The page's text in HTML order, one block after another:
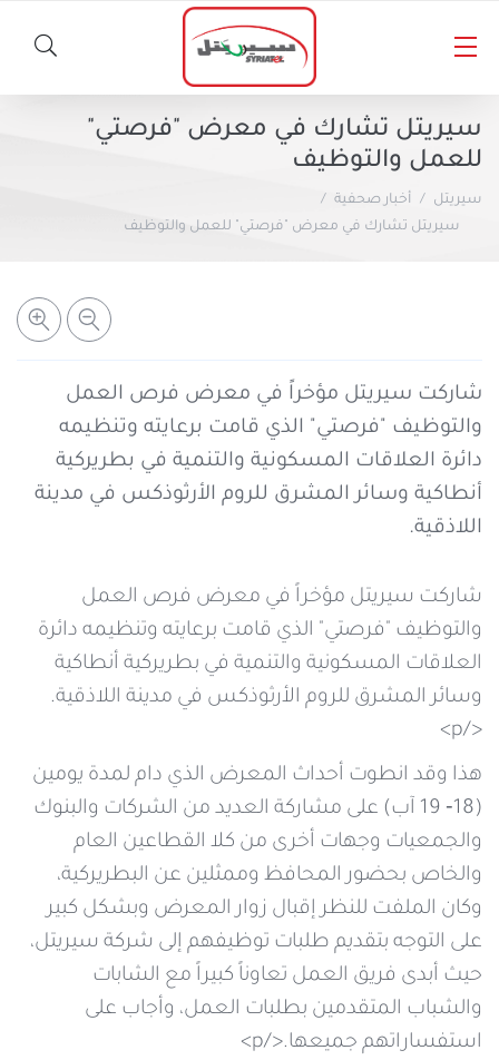
الأخبار
المسؤولية الاجتماعية
خطوط سيريتل
المساعدة والدعم
خدمات الأخبار والمعلومات
خدمات التجوال
خدمات الخطوط
عرض المزيد
تفاصيل الخدمة
مراكز الخدمة المعتمدة
أماكن استخدام سيريتل كاش
عن سيريتل
الإجراءات
سيريتل تشارك في معرض "فرصتي"
للعمل والتوظيف
سيريتل
أخبار صحفية
سيريتل تشارك في معرض "فرصتي" للعمل والتوظيف
شاركت سيريتل مؤخراً في معرض فرص العمل
والتوظيف "فرصتي" الذي قامت برعايته وتنظيمه
دائرة العلاقات المسكونية والتنمية في بطريركية
أنطاكية وسائر المشرق للروم الأرثوذكس في مدينة
اللاذقية.
شاركت سيريتل مؤخراً في معرض فرص العمل
والتوظيف "فرصتي" الذي قامت برعايته وتنظيمه دائرة
العلاقات المسكونية والتنمية في بطريركية أنطاكية
وسائر المشرق للروم الأرثوذكس في مدينة اللاذقية.
</p>
هذا وقد انطوت أحداث المعرض الذي دام لمدة يومين
(18‐ 19 آب) على مشاركة العديد من الشركات والبنوك
والجمعيات وجهات أخرى من كلا القطاعين العام
والخاص بحضور المحافظ وممثلين عن البطريركية،
وكان الملفت للنظر إقبال زوار المعرض وبشكل كبير
على التوجه بتقديم طلبات توظيفهم إلى شركة سيريتل،
حيث أبدى فريق العمل تعاوناً كبيراً مع الشابات
والشباب المتقدمين بطلبات العمل، وأجاب على
استفساراتهم جميعها.</p>